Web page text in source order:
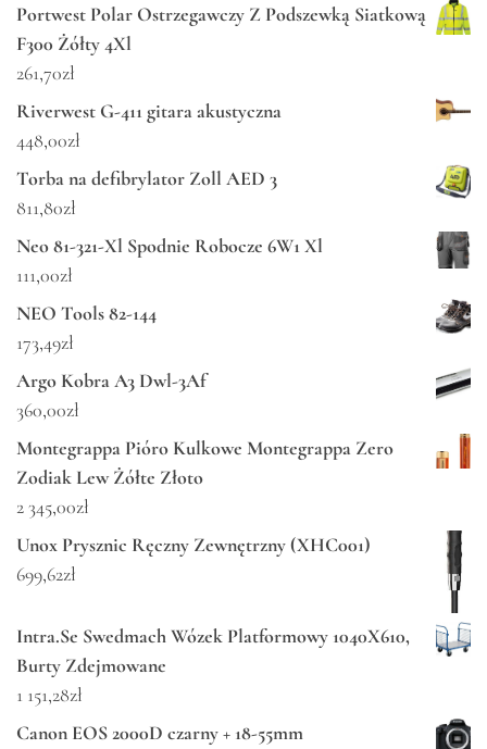
Portwest Polar Ostrzegawczy Z Podszewką Siatkową
F300 Żółty 4Xl
261,70zł
Riverwest G-411 gitara akustyczna
448,00zł
Torba na defibrylator Zoll AED 3
811,80zł
Neo 81-321-Xl Spodnie Robocze 6W1 Xl
111,00zł
NEO Tools 82-144
173,49zł
Argo Kobra A3 Dwl-3Af
360,00zł
Montegrappa Pióro Kulkowe Montegrappa Zero
Zodiak Lew Żółte Złoto
2 345,00zł
Unox Prysznic Ręczny Zewnętrzny (XHC001)
699,62zł
Intra.Se Swedmach Wózek Platformowy 1040X610,
Burty Zdejmowane
1 151,28zł
Canon EOS 2000D czarny + 18-55mm